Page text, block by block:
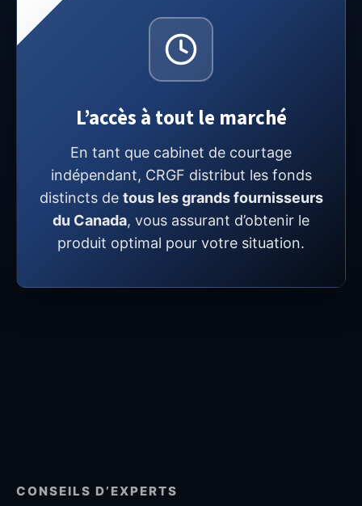
L’accès à tout le marché
En tant que cabinet de courtage
indépendant, CRGF distribut les fonds
distincts de tous les grands fournisseurs
du Canada, vous assurant d’obtenir le
produit optimal pour votre situation.
CONSEILS D’EXPERTS